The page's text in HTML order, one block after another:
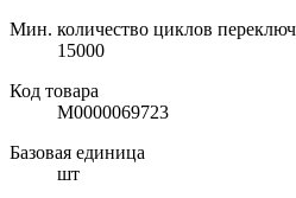
Мин. количество циклов
15000
Код товара
М0000069723
Базовая единица
шт